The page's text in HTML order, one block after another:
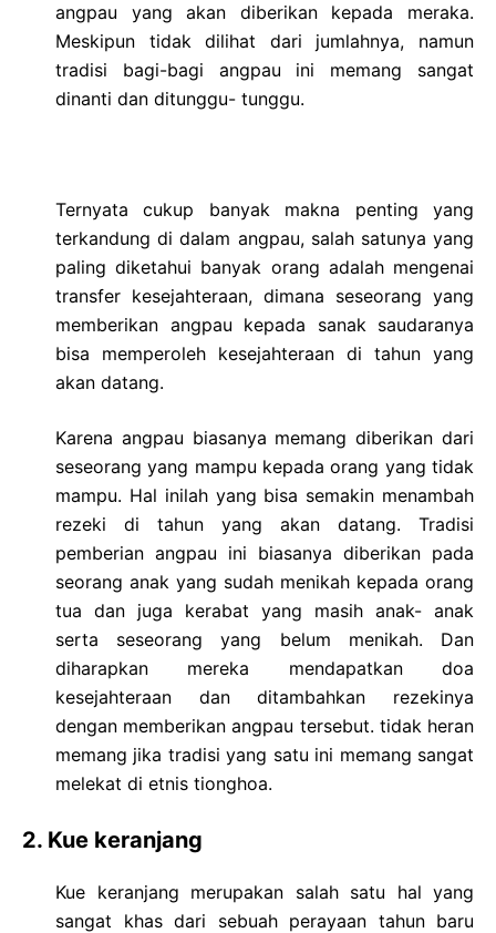
angpau yang akan diberikan kepada meraka.
Meskipun tidak dilihat dari jumlahnya, namun
tradisi bagi-bagi angpau ini memang sangat
dinanti dan ditunggu- tunggu.
Ternyata cukup banyak makna penting yang
terkandung di dalam angpau, salah satunya yang
paling diketahui banyak orang adalah mengenai
transfer kesejahteraan, dimana seseorang yang
memberikan angpau kepada sanak saudaranya
bisa memperoleh kesejahteraan di tahun yang
akan datang.
Karena angpau biasanya memang diberikan dari
seseorang yang mampu kepada orang yang tidak
mampu. Hal inilah yang bisa semakin menambah
rezeki di tahun yang akan datang. Tradisi
pemberian angpau ini biasanya diberikan pada
seorang anak yang sudah menikah kepada orang
tua dan juga kerabat yang masih anak- anak
serta seseorang yang belum menikah. Dan
diharapkan mereka mendapatkan doa
kesejahteraan dan ditambahkan rezekinya
dengan memberikan angpau tersebut. tidak heran
memang jika tradisi yang satu ini memang sangat
melekat di etnis tionghoa.
2. Kue keranjang
Kue keranjang merupakan salah satu hal yang
sangat khas dari sebuah perayaan tahun baru